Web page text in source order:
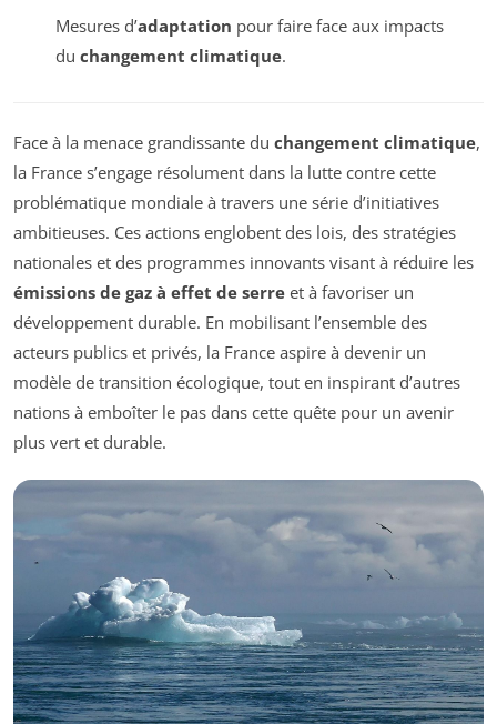
Mesures d’adaptation pour faire face aux impacts
du changement climatique.
Face à la menace grandissante du changement climatique,
la France s’engage résolument dans la lutte contre cette
problématique mondiale à travers une série d’initiatives
ambitieuses. Ces actions englobent des lois, des stratégies
nationales et des programmes innovants visant à réduire les
émissions de gaz à effet de serre et à favoriser un
développement durable. En mobilisant l’ensemble des
acteurs publics et privés, la France aspire à devenir un
modèle de transition écologique, tout en inspirant d’autres
nations à emboîter le pas dans cette quête pour un avenir
plus vert et durable.